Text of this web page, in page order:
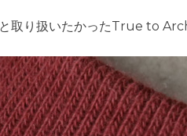
取り扱いたかったTrue to